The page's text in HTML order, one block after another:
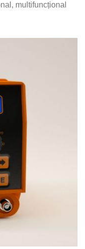
multifuncțional